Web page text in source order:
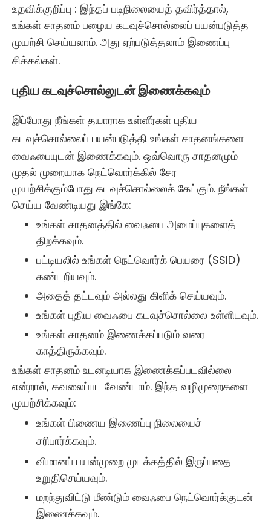
உதவிக்குறிப்பு : இந்தப் படிநிலையைத் தவிர்த்தால்,
உங்கள் சாதனம் பழைய கடவுச்சொல்லைப் பயன்படுத்த
முயற்சி செய்யலாம். அது ஏற்படுத்தலாம் இணைப்பு
சிக்கல்கள்.
புதிய கடவுச்சொல்லுடன் இணைக்கவும்
இப்போது நீங்கள் தயாராக உள்ளீர்கள் புதிய
கடவுச்சொல்லைப் பயன்படுத்தி உங்கள் சாதனங்களை
வைஃபையுடன் இணைக்கவும். ஒவ்வொரு சாதனமும்
முதல் முறையாக நெட்வொர்க்கில் சேர
முயற்சிக்கும்போது கடவுச்சொல்லைக் கேட்கும். நீங்கள்
செய்ய வேண்டியது இங்கே:
உங்கள் சாதனத்தில் வைஃபை அமைப்புகளைத்
திறக்கவும்.
பட்டியலில் உங்கள் நெட்வொர்க் பெயரை (SSID)
கண்டறியவும்.
அதைத் தட்டவும் அல்லது கிளிக் செய்யவும்.
உங்கள் புதிய வைஃபை கடவுச்சொல்லை உள்ளிடவும்.
உங்கள் சாதனம் இணைக்கப்படும் வரை
காத்திருக்கவும்.
உங்கள் சாதனம் உடனடியாக இணைக்கப்படவில்லை
என்றால், கவலைப்பட வேண்டாம். இந்த வழிமுறைகளை
முயற்சிக்கவும்:
உங்கள் பிணைய இணைப்பு நிலையைச்
சரிபார்க்கவும்.
விமானப் பயன்முறை முடக்கத்தில் இருப்பதை
உறுதிசெய்யவும்.
மறந்துவிட்டு மீண்டும் வைஃபை நெட்வொர்க்குடன்
இணைக்கவும்.